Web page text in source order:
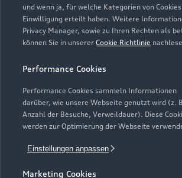
und wenn ja, für welche Kategorien von
Einwilligung erteilt haben. Weitere
Privacy Manager, sowie zu Ihren Rechten als
können Sie in unserer Cookie Richtlinie
Performance Cookies
Performance Cookies sammeln Informationen
darüber, wie unsere Webseite genutzt wird (z.
Anzahl der Besuche, Verweildauer). Diese
werden zur Optimierung der Webseite
Einstellungen anpassen
Marketing Cookies
Modelle
Elektromodelle
Plug-in-Hybride
Neuwagensuche
Gebrauchtwagensuche
Service & Zubehör
Saisonale Angebote
Audi Services
Garantie
Support
Über Audi